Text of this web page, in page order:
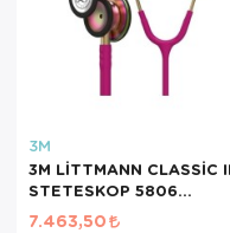
Ortopedi Ürünleri
Sarf Malzemeleri
Sarf Malzemeleri
3M
3M LİTTMANN CLASSİC
STETESKOP 5806
RASBERY
7.463,50